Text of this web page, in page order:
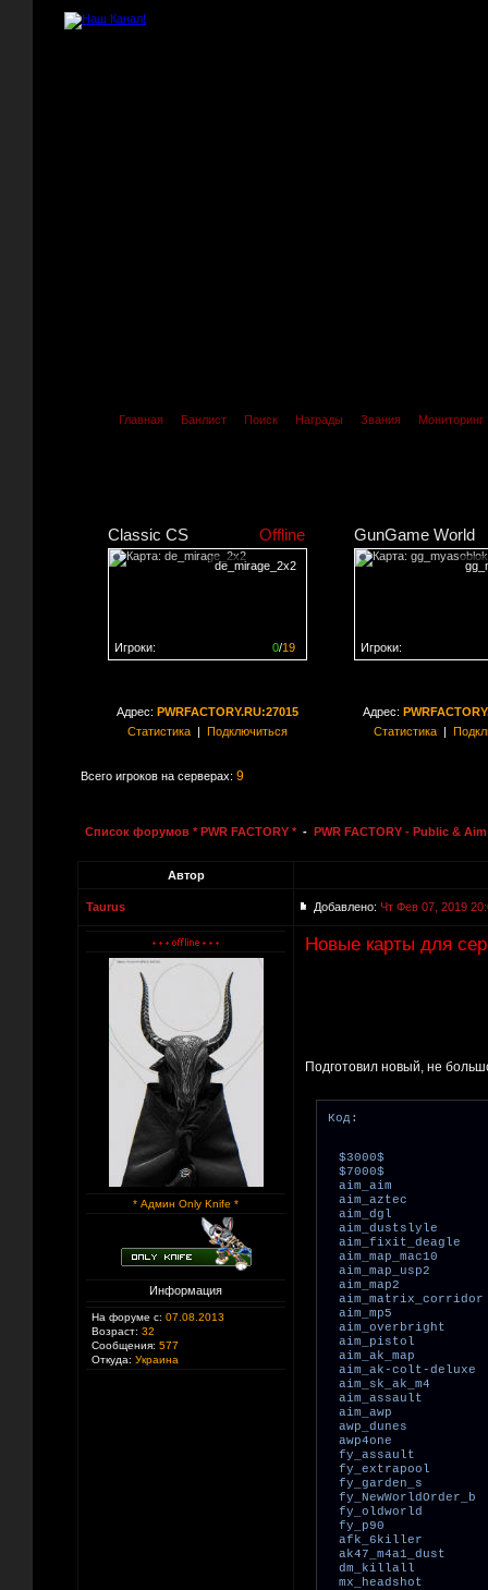
Главная Банлист Поиск Награды Звания Мониторинг
Classic CS Offline
de_mirage_2x2
0/19
Игроки:
GunGame World
Игроки:
Адрес: PWRFACTORY.RU:27015
Статистика| Подключиться
Адрес:
Статистика|
Всего игроков на серверах: 9
Список форумов * PWR FACTORY * - PWR FACTORY - Public &
Автор
Taurus Добавлено: Чт Фев 07, 2019
* Админ Only Knife *
Информация
На форуме с: 07.08.2013
Возраст: 32
Сообщения: 577
Откуда: Украина
Новые карты для
Подготовил новый, не
Код:
$3000$
$7000$
aim_aim
aim_aztec
aim_dgl
aim_dustslyle
aim_fixit_deagle
aim_map_mac10
aim_map_usp2
aim_map2
aim_matrix_corridor
aim_mp5
aim_overbright
aim_pistol
aim_ak_map
aim_ak-colt-deluxe
aim_sk_ak_m4
aim_assault
aim_awp
awp_dunes
awp4one
fy_assault
fy_extrapool
fy_garden_s
fy_NewWorldOrder_b
fy_oldworld
fy_p90
afk_6killer
ak47_m4a1_dust
dm_killall
mx_headshot